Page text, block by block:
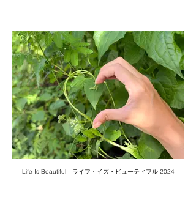
Life Is Beautiful ライフ・イズ・ビューティフル 2024